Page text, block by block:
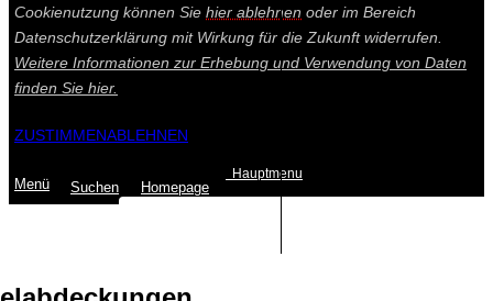
Cookienutzung können Sie hier ablehnen oder im Bereich
Datenschutzerklärung mit Wirkung für die Zukunft widerrufen.
Weitere Informationen zur Erhebung und Verwendung von Daten
finden Sie hier.
ZUSTIMMENABLEHNEN
Menü Suchen Homepage
Hauptmenu